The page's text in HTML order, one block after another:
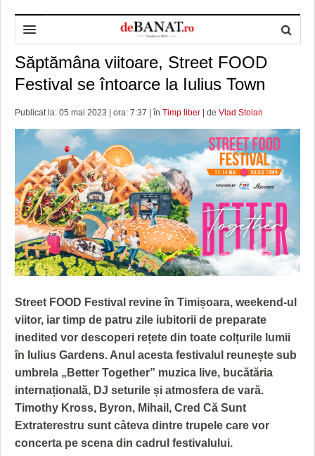
HOME
DESPRE NOI
REDACȚIA DEBANAT
POLITICA DE COOKIES
POLITICA DE CONFIDENȚIALITATE
ADMINISTRAȚIE
PRIMĂRIA TIMIŞOARA
CONSILIUL JUDEŢEAN TIMIŞ
PREFECTURA TIMIŞ
POLITICĂ
POLITICA
SPORT
POLI TIMISOARA
FOTBAL JUDETEAN
ALTE SPORTURI
OPINII
DOSARELE DEBANAT
ETICA LUCIDITĂȚII ASISTATE
JURNAL DE CAMPANIE
GRĂDINA TAICII DOMNULUI
ZIARISTU’ DE TERASĂ
CU OIŞTEA-N KIERKEGAARD
FINANŢĂRI DE LA A LA Z
TIMP LIBER ȘI CULTURĂ
TIMP LIBER
ULTRAMARIN VA RECOMANDA
CRONICĂ DE FILM
FILME DOCUMENTARE
CLIPURI VIDEO
ECONOMIC
AFACERI
SĂNĂTATE
ACCIDENTE
INFO SI UTILE
CULTURA
Săptămâna viitoare, Street FOOD
Festival se întoarce la Iulius Town
Publicat la: 05 mai 2023 | ora: 7:37 | în Timp liber | de Vlad Stoian
Street FOOD Festival revine în Timișoara, weekend-ul
viitor, iar timp de patru zile iubitorii de preparate
inedited vor descoperi rețete din toate colțurile lumii
în Iulius Gardens. Anul acesta festivalul reunește sub
umbrela „Better Together” muzica live, bucătăria
internațională, DJ seturile și atmosfera de vară.
Timothy Kross, Byron, Mihail, Cred Că Sunt
Extraterestru sunt câteva dintre trupele care vor
concerta pe scena din cadrul festivalului.